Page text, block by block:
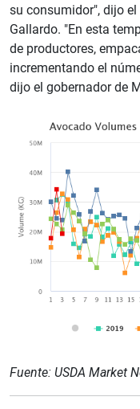
su consumidor", dijo
Gallardo. "En esta
de productores,
incrementando el
dijo el gobernador de
Fuente: USDA Market